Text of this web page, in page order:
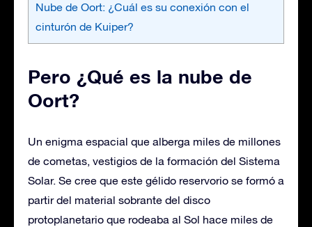
Nube de Oort: ¿Cuál es su conexión con el
cinturón de Kuiper?
Pero ¿Qué es la nube de
Oort?
Un enigma espacial que alberga miles de millones
de cometas, vestigios de la formación del Sistema
Solar. Se cree que este gélido reservorio se formó a
partir del material sobrante del disco
protoplanetario que rodeaba al Sol hace miles de